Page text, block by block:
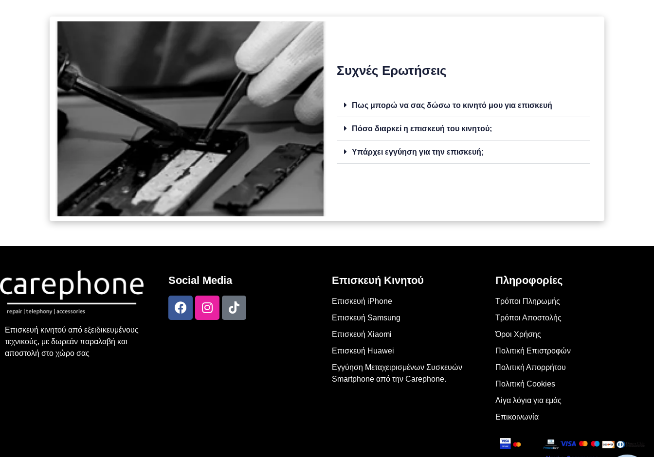
Συχνές Ερωτήσεις
Πως μπορώ να σας δώσω το κινητό μου για επισκευή
Πόσο διαρκεί η επισκευή του κινητού;
Υπάρχει εγγύηση για την επισκευή;
Επισκευή κινητού από εξειδικευμένους
τεχνικούς, με δωρεάν παραλαβή και
αποστολή στο χώρο σας
Social Media Επισκευή Κινητού
Επισκευή iPhone
Επισκευή Samsung
Επισκευή Xiaomi
Επισκευή Huawei
Εγγύηση Μεταχειρισμένων Συσκευών
Smartphone από την Carephone.
Πληροφορίες
Τρόποι Πληρωμής
Τρόποι Αποστολής
Όροι Χρήσης
Πολιτική Επιστροφών
Πολιτική Απορρήτου
Πολιτική Cookies
Λίγα λόγια για εμάς
Επικοινωνία